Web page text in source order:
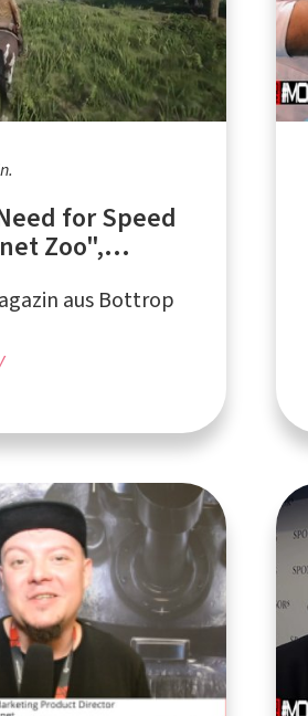
for Speed
Zoo",
Arenaaus Bottrop